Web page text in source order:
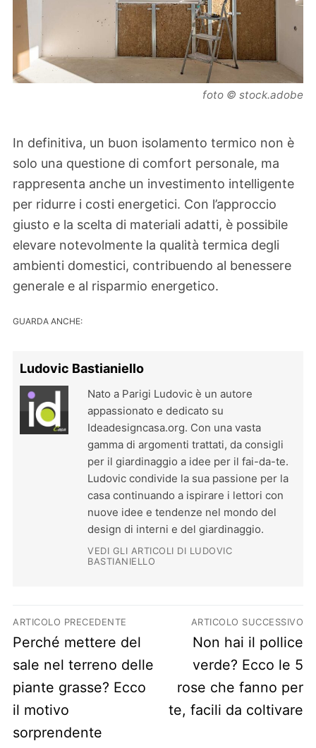
foto © stock.adobe
In definitiva, un buon isolamento termico non è
solo una questione di comfort personale, ma
rappresenta anche un investimento intelligente
per ridurre i costi energetici. Con l’approccio
giusto e la scelta di materiali adatti, è possibile
elevare notevolmente la qualità termica degli
ambienti domestici, contribuendo al benessere
generale e al risparmio energetico.
GUARDA ANCHE:
Ludovic Bastianiello
Nato a Parigi Ludovic è un autore
appassionato e dedicato su
Ideadesigncasa.org. Con una vasta
gamma di argomenti trattati, da consigli
per il giardinaggio a idee per il fai-da-te.
Ludovic condivide la sua passione per la
casa continuando a ispirare i lettori con
nuove idee e tendenze nel mondo del
design di interni e del giardinaggio.
VEDI GLI ARTICOLI DI LUDOVIC
BASTIANIELLO
Navigazione articoli
ARTICOLO PRECEDENTE
Previous post:
Perché mettere del
sale nel terreno delle
piante grasse? Ecco
il motivo
sorprendente
ARTICOLO SUCCESSIVO
Next post:
Non hai il pollice
verde? Ecco le 5
rose che fanno per
te, facili da coltivare